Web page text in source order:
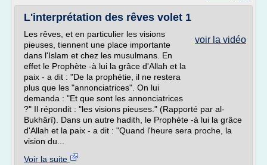
L'interprétation des rêves volet 1
voir la vidéo
Les rêves, et en particulier les visions
pieuses, tiennent une place importante
dans l'Islam et chez les musulmans. En
effet le Prophète -à lui la grâce d'Allah et la
paix - a dit : "De la prophétie, il ne restera
plus que les "annonciatrices". On lui
demanda : "Et que sont les annonciatrices
?" Il répondit : "les visions pieuses." (Rapporté par al-
Bukhârî). Dans un autre hadith, le Prophète -à lui la grâce
d'Allah et la paix - a dit : "Quand l'heure sera proche, la
vision du...
Voir la suite